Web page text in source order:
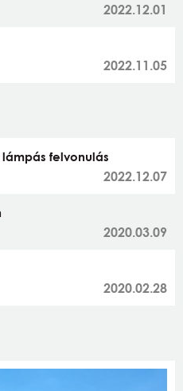
2022.12.01
2022.11.05
felvonulás
2022.12.07
2020.03.09
2020.02.28